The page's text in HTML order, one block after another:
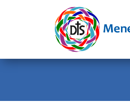
Calendario
Novena